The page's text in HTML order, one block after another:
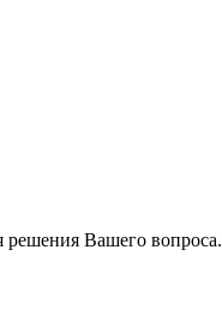
решения Вашего вопроса.